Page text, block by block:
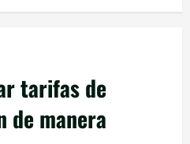
tarifas de
de manera